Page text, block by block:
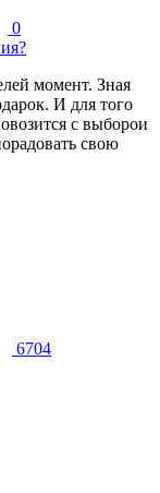
0
момент. Зная
И для того
с выборои
свою
6704